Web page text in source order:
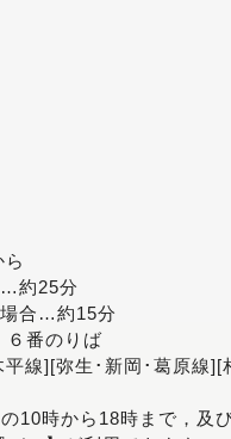
約25分
合…約15分
６番のりば
平線][弥生･新岡･葛原線
10時から18時まで，及